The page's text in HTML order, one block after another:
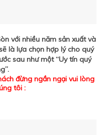
với nhiều năm sản xuất và
là lựa chọn hợp lý cho quý
sau như một “Uy tín quý
đừng ngần ngại vui lòng
tôi :